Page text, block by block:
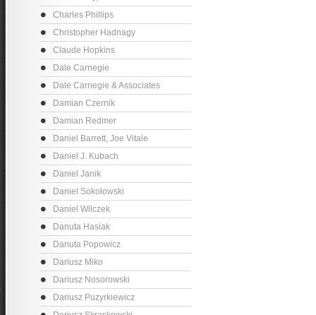
Charles Phillips
Christopher Hadnagy
Claude Hopkins
Dale Carnegie
Dale Carnegie & Associates
Damian Czernik
Damian Redmer
Daniel Barrett, Joe Vitale
Daniel J. Kubach
Daniel Janik
Daniel Sokołowski
Daniel Wilczek
Danuta Hasiak
Danuta Popowicz
Dariusz Miko
Dariusz Nosorowski
Dariusz Puzyrkiewicz